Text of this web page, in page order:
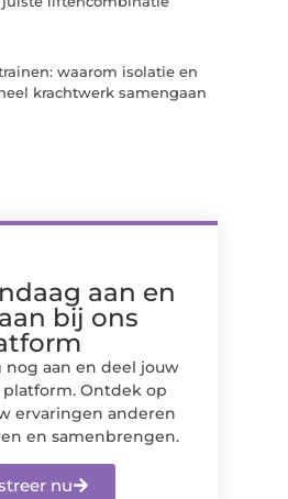
waarom isolatie en
krachtwerk samengaan
aan en
bij ons
nog aan en deel jouw
platform. Ontdek op
ervaringen anderen
en samenbrengen.
nu